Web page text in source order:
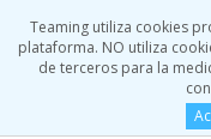
Teaming utiliza cookies
plataforma. NO utiliza
de terceros para la